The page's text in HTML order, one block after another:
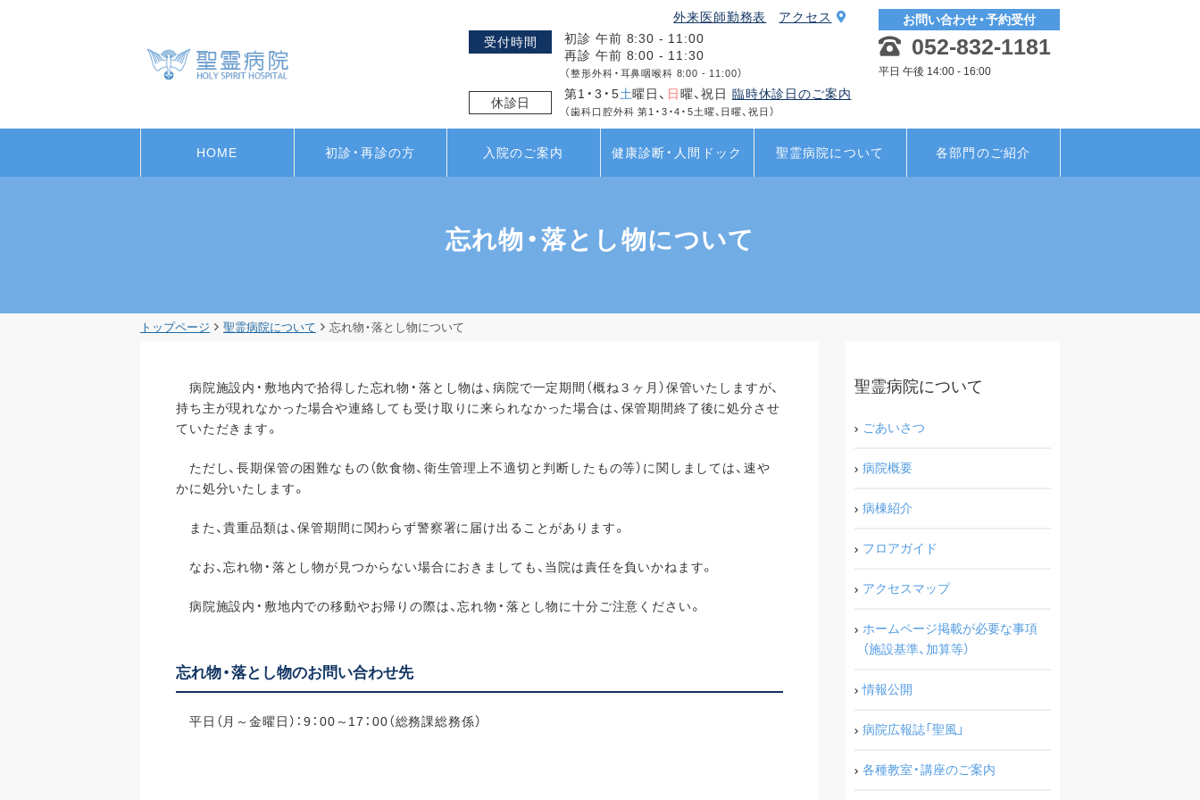
外来医師勤務表
アクセス
受付時間
初診 午前 8:30 - 11:00
再診 午前 8:00 - 11:30
（整形外科・耳鼻咽喉科 8:00 - 11:00）
休診日
第1・3・5土曜日、 日曜、祝日 臨時休診日のご案内
（歯科口腔外科 第1・3・4・5土曜、日曜、祝日）
お問い合わせ・予約受付
052-832-1181
平日 午後 14:00 - 16:00
HOME 初診・再診の方 入院のご案内 健康診断・人間ドック 聖霊病院について 各部門のご紹介
忘れ物・落とし物について
トップページ 聖霊病院について 忘れ物・落とし物について
病院施設内・敷地内で拾得した忘れ物・落とし物は、病院で一定期間（概ね３ヶ月）保管いたしますが、
持ち主が現れなかった場合や連絡しても受け取りに来られなかった場合は、保管期間終了後に処分させ
ていただきます。
ただし、長期保管の困難なもの（飲食物、衛生管理上不適切と判断したもの等）に関しましては、速や
かに処分いたします。
また、貴重品類は、保管期間に関わらず警察署に届け出ることがあります。
なお、忘れ物・落とし物が見つからない場合におきましても、当院は責任を負いかねます。
病院施設内・敷地内での移動やお帰りの際は、忘れ物・落とし物に十分ご注意ください。
忘れ物・落とし物のお問い合わせ先
平日（月～金曜日）：9 ： 00 ～ 17 ： 00（総務課総務係）
聖霊病院について
ごあいさつ
病院概要
病棟紹介
フロアガイド
アクセスマップ
ホームページ掲載が必要な事項
（施設基準、加算等）
情報公開
病院広報誌「聖風」
各種教室・講座のご案内